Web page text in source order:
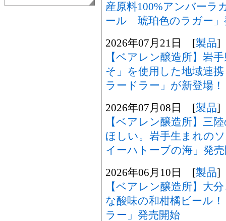
産原料100%アンバー
ール 琥珀色のラガー」
2026年07月21日 [製品]
【ベアレン醸造所】岩
そ」を使用した地域連
ラードラー」が新登場！
2026年07月08日 [製品]
【ベアレン醸造所】三
ほしい。岩手生まれの
イーハトーブの海」発
2026年06月10日 [製品]
【ベアレン醸造所】大
な酸味の和柑橘ビール
ラー」発売開始